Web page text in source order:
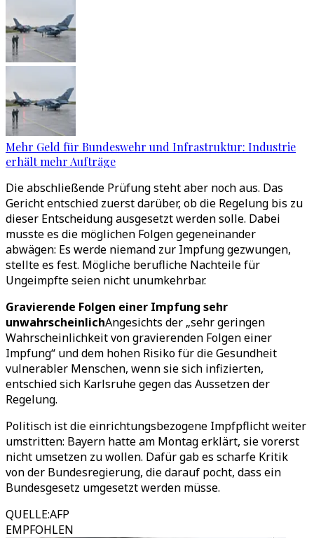
Mehr Geld für Bundeswehr und Infrastruktur: Industrie
erhält mehr Aufträge
Die abschließende Prüfung steht aber noch aus. Das
Gericht entschied zuerst darüber, ob die Regelung bis zu
dieser Entscheidung ausgesetzt werden solle. Dabei
musste es die möglichen Folgen gegeneinander
abwägen: Es werde niemand zur Impfung gezwungen,
stellte es fest. Mögliche berufliche Nachteile für
Ungeimpfte seien nicht unumkehrbar.
Gravierende Folgen einer Impfung sehr
unwahrscheinlichAngesichts der „sehr geringen
Wahrscheinlichkeit von gravierenden Folgen einer
Impfung“ und dem hohen Risiko für die Gesundheit
vulnerabler Menschen, wenn sie sich infizierten,
entschied sich Karlsruhe gegen das Aussetzen der
Regelung.
Politisch ist die einrichtungsbezogene Impfpflicht weiter
umstritten: Bayern hatte am Montag erklärt, sie vorerst
nicht umsetzen zu wollen. Dafür gab es scharfe Kritik
von der Bundesregierung, die darauf pocht, dass ein
Bundesgesetz umgesetzt werden müsse.
QUELLE:AFP
EMPFOHLEN